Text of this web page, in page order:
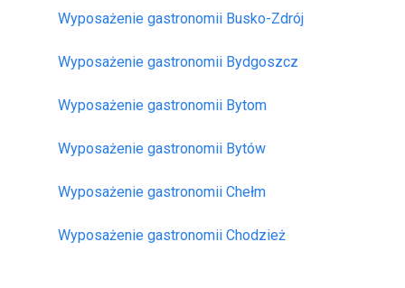
Wyposażenie gastronomii Busko-Zdrój
Wyposażenie gastronomii Bydgoszcz
Wyposażenie gastronomii Bytom
Wyposażenie gastronomii Bytów
Wyposażenie gastronomii Chełm
Wyposażenie gastronomii Chodzież